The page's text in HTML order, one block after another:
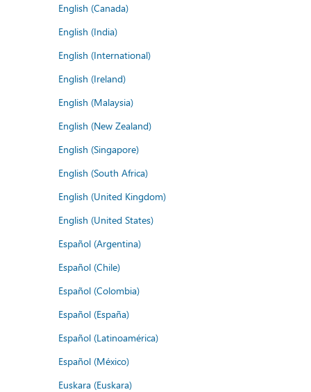
English (Canada)
English (India)
English (International)
English (Ireland)
English (Malaysia)
English (New Zealand)
English (Singapore)
English (South Africa)
English (United Kingdom)
English (United States)
Español (Argentina)
Español (Chile)
Español (Colombia)
Español (España)
Español (Latinoamérica)
Español (México)
Euskara (Euskara)